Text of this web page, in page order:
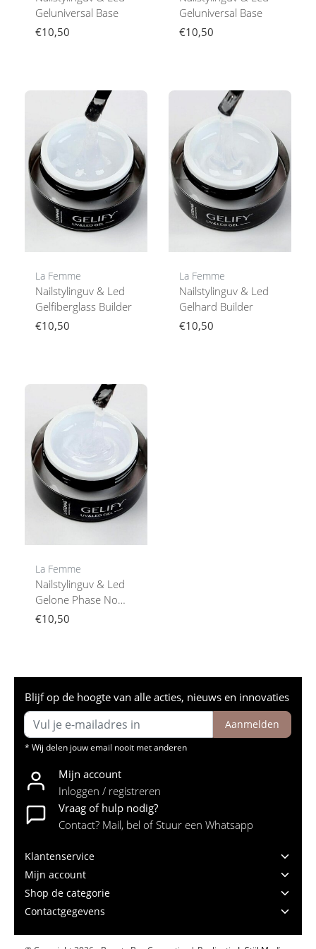
Geluniversal Base
€10,50
Geluniversal Base
€10,50
La Femme
Nailstylinguv & Led
Gelfiberglass Builder
€10,50
La Femme
Nailstylinguv & Led
Gelhard Builder
€10,50
La Femme
Nailstylinguv & Led
Gelone Phase No
Heat
€10,50
Blijf op de hoogte van alle acties, nieuws en innovaties
Aanmelden
* Wij delen jouw email nooit met anderen
Mijn account
Inloggen / registreren
Vraag of hulp nodig?
Contact? Mail, bel of Stuur een Whatsapp
Klantenservice
Mijn account
Shop de categorie
Contactgegevens